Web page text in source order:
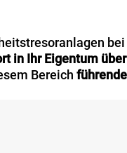
in Ihr Eigentum über
Bereich